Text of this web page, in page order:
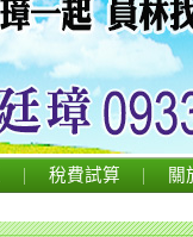
稅費試算 關